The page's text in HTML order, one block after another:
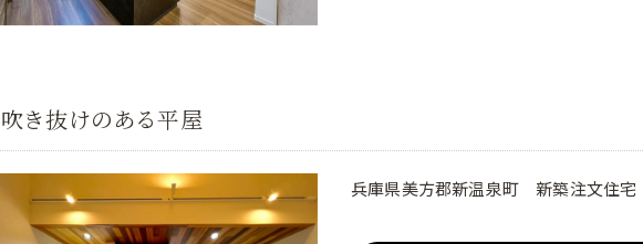
吹き抜けのある平屋
兵庫県美方郡新温泉町 新築注文住宅